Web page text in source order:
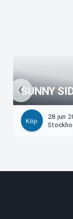
SUNNY
Köp
28 jun